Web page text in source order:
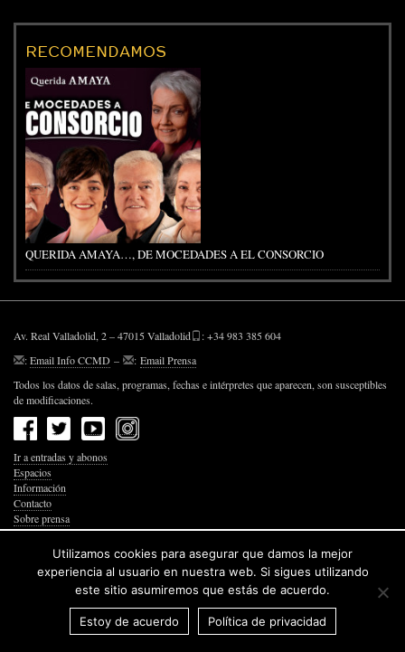
RECOMENDAMOS
QUERIDA AMAYA…, DE MOCEDADES A EL CONSORCIO
Av. Real Valladolid, 2 – 47015 Valladolid
: +34 983 385 604
:Email Info CCMD – : Email Prensa
Todos los datos de salas, programas, fechas e intérpretes que aparecen, son susceptibles
de modificaciones.
Ir a entradas y abonos
Espacios
Información
Contacto
Sobre prensa
Política de Privacidad
Política de Cookies
Accesibilidad Web
© 2026 Junta de Castilla y León
Utilizamos cookies para asegurar que damos la mejor
experiencia al usuario en nuestra web. Si sigues utilizando
este sitio asumiremos que estás de acuerdo.
Estoy de acuerdo Política de privacidad